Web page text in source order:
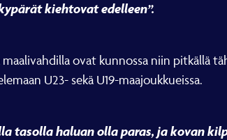
kiehtovat edelleen”.
ovat kunnossa niin pitkällä
U23- sekä U19-maajoukkueissa.
tasolla haluan olla paras, ja kovan